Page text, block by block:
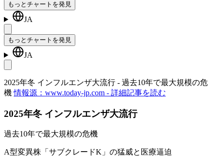
もっとチャートを発見
JA
もっとチャートを発見
JA
2025年冬 インフルエンザ大流行 - 過去10年で最大規模の危
機情報源：www.today-jp.com - 詳細記事を読む
2025年冬 インフルエンザ大流行
過去10年で最大規模の危機
A型変異株「サブクレードK」の猛威と医療逼迫